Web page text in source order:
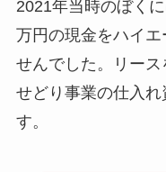
2021年当時のぼく
万円の現金をハイ
せんでした。リー
せどり事業の仕入
す。